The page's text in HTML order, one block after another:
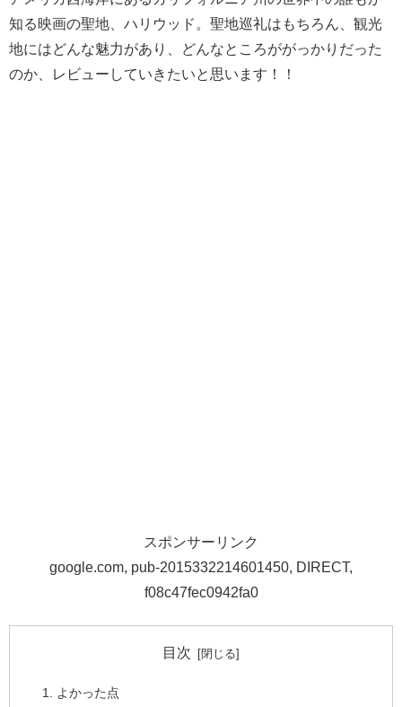
知る映画の聖地、ハリウッド。聖地巡礼はもちろん、観光
地にはどんな魅力があり、どんなところががっかりだった
のか、レビューしていきたいと思います！！
スポンサーリンク
google.com, pub-2015332214601450, DIRECT,
f08c47fec0942fa0
目次
よかった点